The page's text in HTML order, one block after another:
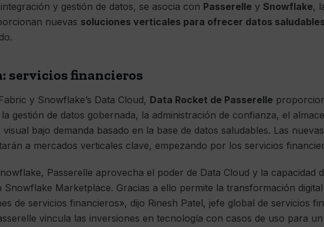
y gestión de datos, se asocia con Passerelle y Snowflake,
nuevas soluciones verticales para ofrecer datos saludables
servicios financieros
y Snowflake’s Data Cloud, Data Rocket de Passerelle
gestión de datos gobernada, la administración de confianza, el
bajo demanda basado en la base de datos saludables. Las
a mercados verticales clave, empezando por los servicios
Passerelle aprovecha el poder de Data Cloud y la capacidad
Marketplace. Gracias a ello permite la transformación
de servicios financieros», dijo Rinesh Patel, jefe global de servicios
vincula las inversiones en tecnología con casos de uso para